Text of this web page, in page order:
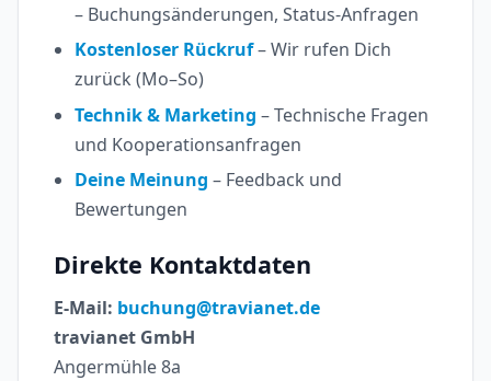
– Buchungsänderungen, Status-Anfragen
Kostenloser Rückruf– Wir rufen Dich
zurück (Mo–So)
Technik & Marketing – Technische Fragen
und Kooperationsanfragen
Deine Meinung – Feedback und
Bewertungen
Direkte Kontaktdaten
E-Mail: buchung@travianet.de
travianet GmbH
Angermühle 8a